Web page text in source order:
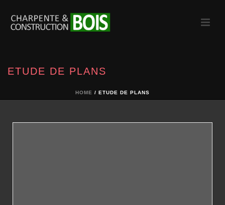
ETUDE DE PLANS
HOME / ETUDE DE PLANS